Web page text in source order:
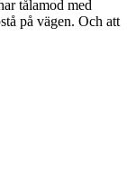
tålamod med
på vägen. Och att